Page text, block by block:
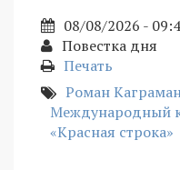
08/08/2026 -
Повестка дня
Печать
Роман
Международный
«Красная строка»